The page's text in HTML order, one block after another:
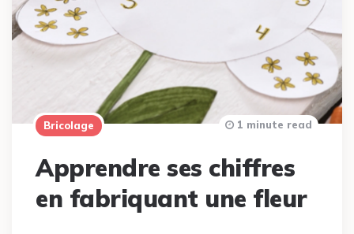
Bricolage
Apprendre ses chiffres
en fabriquant une fleur
1 minute read